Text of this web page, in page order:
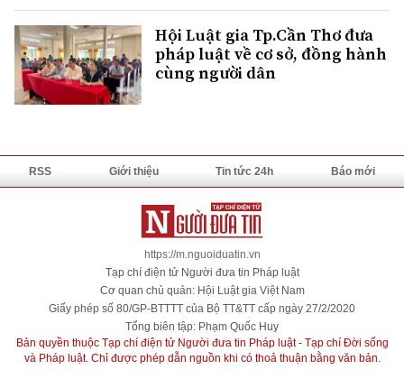
Hội Luật gia Tp.Cần Thơ đưa
pháp luật về cơ sở, đồng hành
cùng người dân
RSS Giới thiệu Tin tức 24h Báo mới
https://m.nguoiduatin.vn
Tạp chí điện tử Người đưa tin Pháp luật
Cơ quan chủ quản: Hội Luật gia Việt Nam
Giấy phép số 80/GP-BTTTT của Bộ TT&TT cấp ngày 27/2/2020
Tổng biên tập: Phạm Quốc Huy
Bản quyền thuộc Tạp chí điện tử Người đưa tin Pháp luật - Tạp chí Đời sống
và Pháp luật. Chỉ được phép dẫn nguồn khi có thoả thuận bằng văn bản.